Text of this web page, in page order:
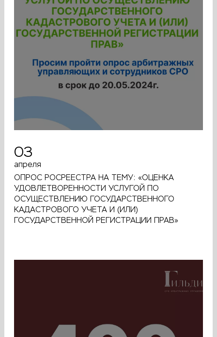
03
апреля
ОПРОС РОСРЕЕСТРА НА ТЕМУ: «ОЦЕНКА
УДОВЛЕТВОРЕННОСТИ УСЛУГОЙ ПО
ОСУЩЕСТВЛЕНИЮ ГОСУДАРСТВЕННОГО
КАДАСТРОВОГО УЧЕТА И (ИЛИ)
ГОСУДАРСТВЕННОЙ РЕГИСТРАЦИИ ПРАВ»